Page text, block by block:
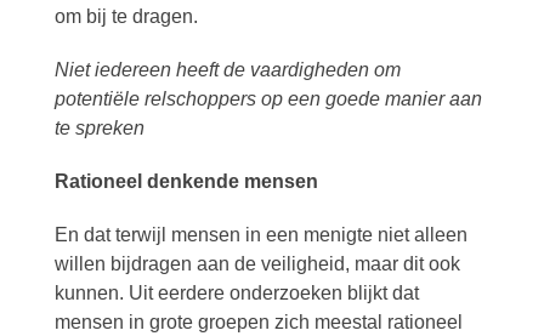
om bij te dragen.
Niet iedereen heeft de vaardigheden om
potentiële relschoppers op een goede manier aan
te spreken
Rationeel denkende mensen
En dat terwijl mensen in een menigte niet alleen
willen bijdragen aan de veiligheid, maar dit ook
kunnen. Uit eerdere onderzoeken blijkt dat
mensen in grote groepen zich meestal rationeel